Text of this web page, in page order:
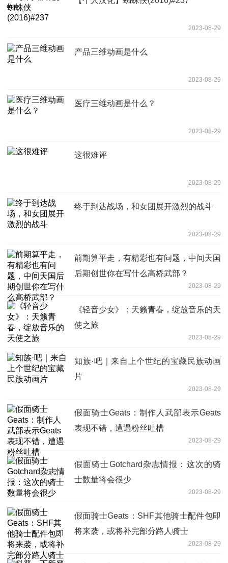
2023-08-29
产品三维动画是什么
2023-08-29
医疗三维动画是什么？
2023-08-29
这很难评
2023-08-29
终于到达战场，和女团展开激烈的战斗
2023-08-29
前期算平走，有精彩也有问题，中间天国
后期创世你在写什么高桥武部？
2023-08-29
《轻音少女》：天籁青春，绽放音乐的天
使之旅
2023-08-29
知族·吧｜来自上个世纪的宝藏民族动画
片
2023-08-29
假面骑士Geats：制作人武部表示Geats
表现不错，遭遇粉丝吐槽
2023-08-29
假面骑士Gotchard杂志情报：这次的骑
士数量将会很少
2023-08-29
假面骑士Geats：SHF其他骑士配件包即
将来袭，或将补完部分路人骑士
2023-08-29